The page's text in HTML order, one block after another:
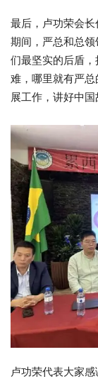
最后，卢功荣会
期间，严总和总
们最坚实的后盾
难，哪里就有严
展工作，讲好中国
卢功荣代表大家